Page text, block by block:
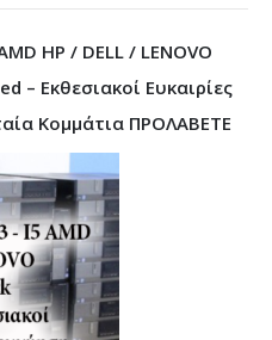
HP / DELL / LENOVO
– Εκθεσιακοί Ευκαιρίες
Κομμάτια ΠΡΟΛΑΒΕΤΕ